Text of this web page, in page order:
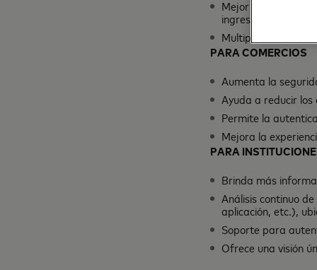
Mejor experiencia
ingresar múltiples
Multiplicidad de
PARA COMERCIOS
Aumenta la
Ayuda a reducir
Permite la
Mejora la
PARA
Brinda más
Análisis continuo
aplicación, etc.),
Soporte para
Ofrece una visión